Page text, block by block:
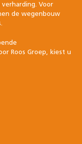
Voor
de wegenbouw
Roos Groep, kiest u